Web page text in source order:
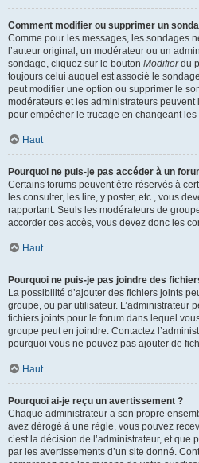
Comment modifier ou supprimer un
Comme pour les messages, les sondages
l’auteur original, un modérateur ou un
sondage, cliquez sur le bouton Modifierdu
toujours celui auquel est associé le
peut modifier une option ou supprimer le
modérateurs et les administrateurs
pour empêcher le trucage en changeant
Haut
Pourquoi ne puis-je pas accéder à un
Certains forums peuvent être réservés à
les consulter, les lire, y poster, etc., vous
rapportant. Seuls les modérateurs de
accorder ces accès, vous devez donc les
Haut
Pourquoi ne puis-je pas joindre des
La possibilité d’ajouter des fichiers joints
groupe, ou par utilisateur. L’administrateur
fichiers joints pour le forum dans lequel
groupe peut en joindre. Contactez
pourquoi vous ne pouvez pas ajouter de
Haut
Pourquoi ai-je reçu un avertissement ?
Chaque administrateur a son propre
avez dérogé à une règle, vous pouvez
c’est la décision de l’administrateur, et que
par les avertissements d’un site donné.